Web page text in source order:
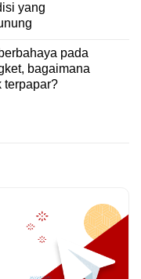
yang
pada
bagaimana
terpapar?